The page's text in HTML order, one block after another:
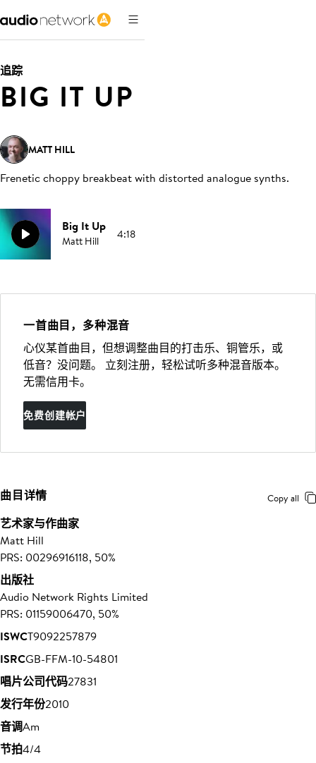
追踪
BIG IT UP
MATT HILL
Frenetic choppy breakbeat with distorted analogue synths.
Big It Up
Matt Hill 4:18
一首曲目，多种混音
心仪某首曲目，但想调整曲目的打击乐、铜管乐，或
低音？没问题。 立刻注册，轻松试听多种混音版本。
无需信用卡。
免费创建帐户
曲目详情 Copy all
艺术家与作曲家
Matt Hill
PRS: 00296916118, 50%
出版社
Audio Network Rights Limited
PRS: 01159006470, 50%
ISWCT9092257879
ISRCGB-FFM-10-54801
唱片公司代码27831
发行年份2010
音调Am
节拍4/4